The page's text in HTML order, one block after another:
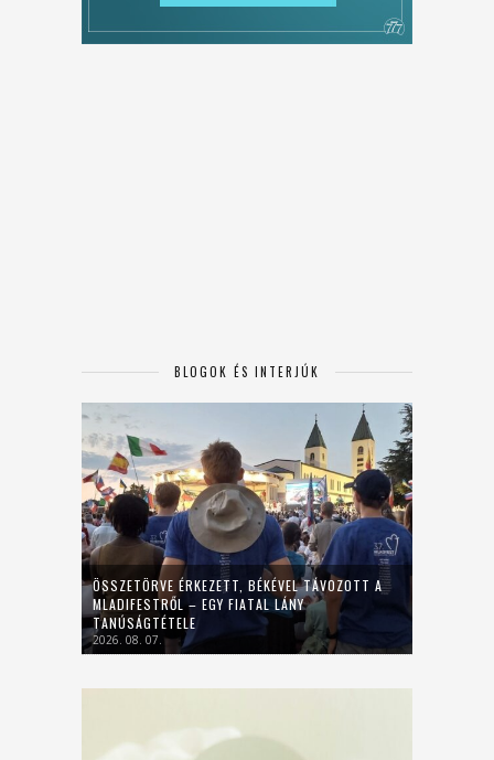
BLOGOK ÉS INTERJÚK
ÖSSZETÖRVE ÉRKEZETT, BÉKÉVEL TÁVOZOTT A
MLADIFESTRŐL – EGY FIATAL LÁNY
TANÚSÁGTÉTELE
2026. 08. 07.